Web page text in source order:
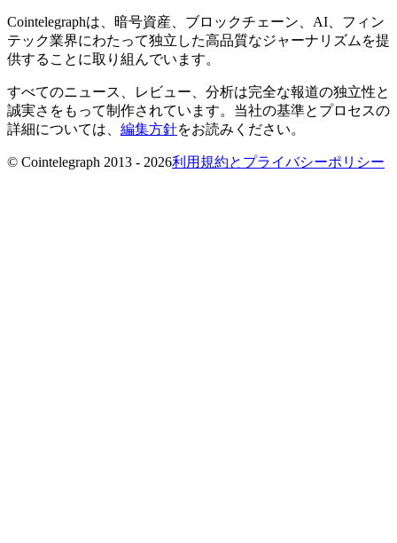
Cointelegraphは、暗号資産、ブロックチェーン、AI、フィン
テック業界にわたって独立した高品質なジャーナリズムを提
供することに取り組んでいます。
すべてのニュース、レビュー、分析は完全な報道の独立性と
誠実さをもって制作されています。当社の基準とプロセスの
詳細については、 編集方針をお読みください。
© Cointelegraph 2013 - 2026利用規約とプライバシーポリシー